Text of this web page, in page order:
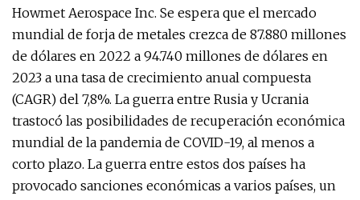
Howmet Aerospace Inc. Se espera que el mercado
mundial de forja de metales crezca de 87.880 millones
de dólares en 2022 a 94.740 millones de dólares en
2023 a una tasa de crecimiento anual compuesta
(CAGR) del 7,8%. La guerra entre Rusia y Ucrania
trastocó las posibilidades de recuperación económica
mundial de la pandemia de COVID-19, al menos a
corto plazo. La guerra entre estos dos países ha
provocado sanciones económicas a varios países, un